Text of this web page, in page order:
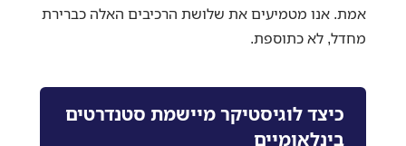
אמת. אנו מטמיעים את שלושת הרכיבים האלה כברירת
מחדל, לא כתוספת.
כיצד לוגיסטיקר מיישמת סטנדרטים
בינלאומיים